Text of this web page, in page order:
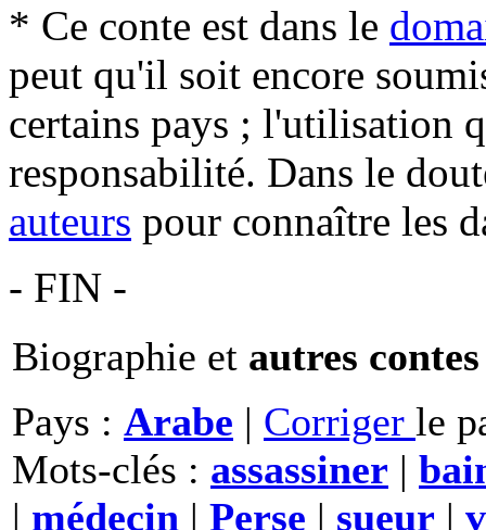
* Ce conte est dans le
peut qu'il soit encore
certains pays ; l'utilisation
responsabilité. Dans le
auteurs pour connaître les
- FIN -
Biographie et autres contes
Pays : Arabe | Corriger le
Mots-clés : assassiner |
| médecin | Perse | sueur |